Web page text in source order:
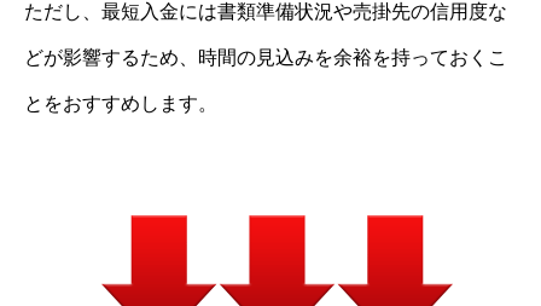
ただし、最短入金には書類準備状況や売掛先の信用度な
どが影響するため、時間の見込みを余裕を持っておくこ
とをおすすめします。